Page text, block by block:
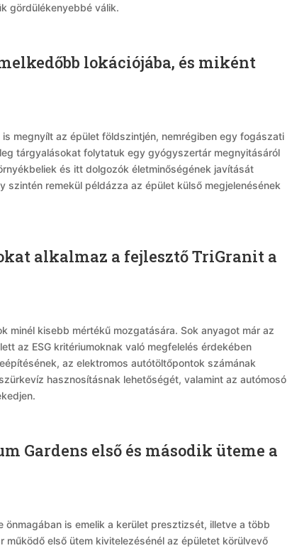
gördülékenyebbé válik.
lokációjába, és miként
megnyílt az épület földszintjén, nemrégiben egy fogászati
tárgyalásokat folytatuk egy gyógyszertár megnyitásáról
és itt dolgozók életminőségének javítását
remekül példázza az épület külső megjelenésének
alkalmaz a fejlesztő TriGranit a
minél kisebb mértékű mozgatására. Sok anyagot már az
az ESG kritériumoknak való megfelelés érdekében
az elektromos autótöltőpontok számának
hasznosításnak lehetőségét, valamint az autómosó
Gardens első és második üteme a
is emelik a kerület presztizsét, illetve a több
első ütem kivitelezésénél az épületet körülvevő